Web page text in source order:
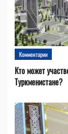
Комментарии
Кто может
Туркменистане?